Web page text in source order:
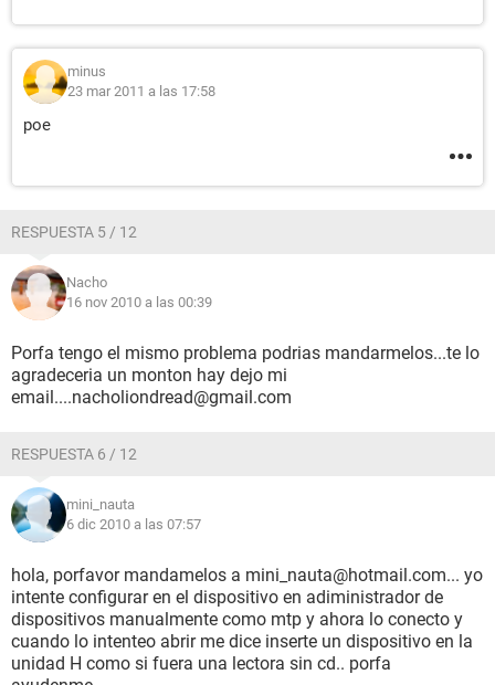
minus
23 mar 2011 a las 17:58
poe
RESPUESTA 5 / 12
Nacho
16 nov 2010 a las 00:39
Porfa tengo el mismo problema podrias mandarmelos...te lo
agradeceria un monton hay dejo mi
email....nacholiondread@gmail.com
RESPUESTA 6 / 12
mini_nauta
6 dic 2010 a las 07:57
hola, porfavor mandamelos a mini_nauta@hotmail.com... yo
intente configurar en el dispositivo en adiministrador de
dispositivos manualmente como mtp y ahora lo conecto y
cuando lo intenteo abrir me dice inserte un dispositivo en la
unidad H como si fuera una lectora sin cd.. porfa